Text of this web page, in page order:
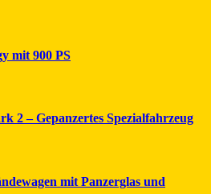
mit 900 PS
2 – Gepanzertes Spezialfahrzeug
mit Panzerglas und